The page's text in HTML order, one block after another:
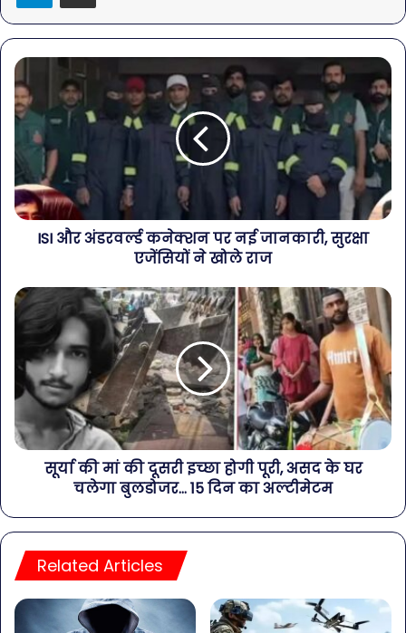
ISI और अंडरवर्ल्ड कनेक्शन पर नई जानकारी, सुरक्षा
एजेंसियों ने खोले राज
सूर्या की मां की दूसरी इच्छा होगी पूरी, असद के घर
चलेगा बुलडोजर… 15 दिन का अल्टीमेटम
Related Articles